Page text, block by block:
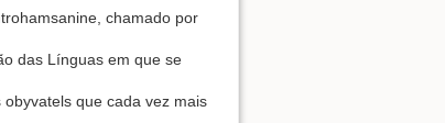
chamado por
das Línguas em que se
que cada vez mais